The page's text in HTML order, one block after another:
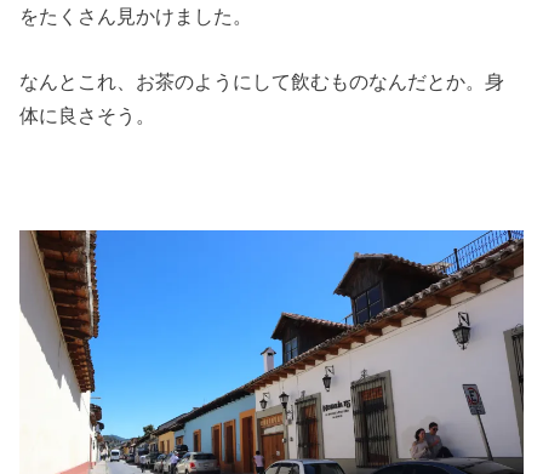
をたくさん見かけました。
なんとこれ、お茶のようにして飲むものなんだとか。身
体に良さそう。